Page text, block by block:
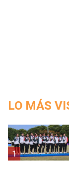
LO MÁS
1